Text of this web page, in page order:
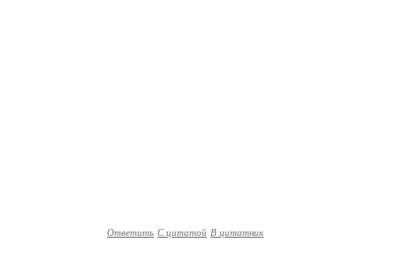
Ответить С цитатой В цитатник